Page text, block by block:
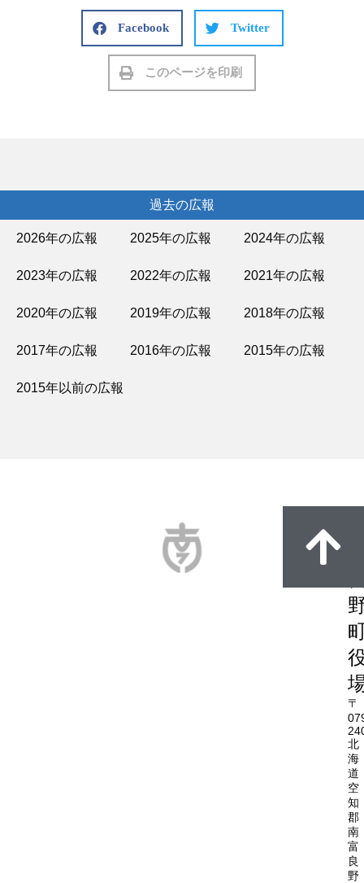
Facebook Twitter
このページを印刷
過去の広報
2026年の広報 2025年の広報 2024年の広報
2023年の広報 2022年の広報 2021年の広報
2020年の広報 2019年の広報 2018年の広報
2017年の広報 2016年の広報 2015年の広報
2015年以前の広報
〒
北
海
道
空
知
郡
南
富
良
野